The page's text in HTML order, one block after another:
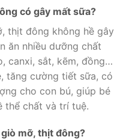
có gây mất sữa?
thịt đông không hề gây
ăn nhiều dưỡng chất
canxi, sắt, kẽm, đồng…
tăng cường tiết sữa, có
cho con bú, giúp bé
thể chất và trí tuệ.
mỡ, thịt đông?